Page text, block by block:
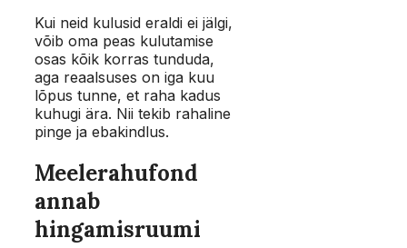
Kui neid kulusid eraldi ei jälgi,
võib oma peas kulutamise
osas kõik korras tunduda,
aga reaalsuses on iga kuu
lõpus tunne, et raha kadus
kuhugi ära. Nii tekib rahaline
pinge ja ebakindlus.
Meelerahufond
annab
hingamisruumi